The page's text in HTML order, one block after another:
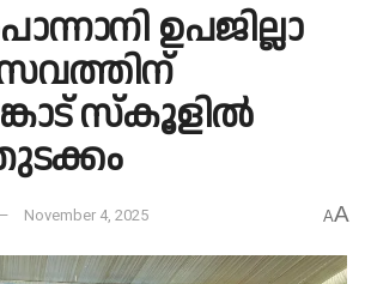
ഉപജില്ലാ
സ്കൂളിൽ
November 4, 2025 AA